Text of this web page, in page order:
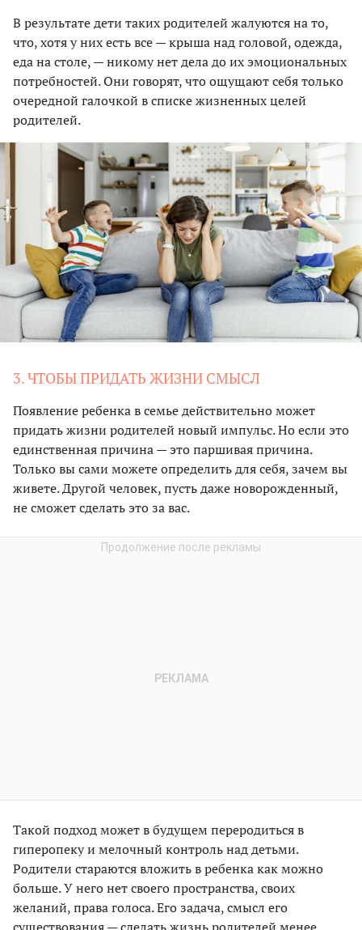
В результате дети таких родителей жалуются на то,
что, хотя у них есть все — крыша над головой, одежда,
еда на столе, — никому нет дела до их эмоциональных
потребностей. Они говорят, что ощущают себя только
очередной галочкой в списке жизненных целей
родителей.
3. ЧТОБЫ ПРИДАТЬ ЖИЗНИ СМЫСЛ
Появление ребенка в семье действительно может
придать жизни родителей новый импульс. Но если это
единственная причина — это паршивая причина.
Только вы сами можете определить для себя, зачем вы
живете. Другой человек, пусть даже новорожденный,
не сможет сделать это за вас.
Такой подход может в будущем переродиться в
гиперопеку и мелочный контроль над детьми.
Родители стараются вложить в ребенка как можно
больше. У него нет своего пространства, своих
желаний, права голоса. Его задача, смысл его